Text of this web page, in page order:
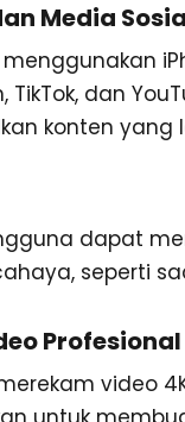
Media
dan
konten yang
dapat
seperti
Profesional
video